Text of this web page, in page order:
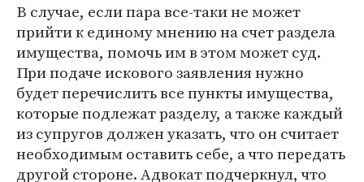
В случае, если пара все-таки не может
прийти к единому мнению на счет раздела
имущества, помочь им в этом может суд.
При подаче искового заявления нужно
будет перечислить все пункты имущества,
которые подлежат разделу, а также каждый
из супругов должен указать, что он считает
необходимым оставить себе, а что передать
другой стороне. Адвокат подчеркнул, что